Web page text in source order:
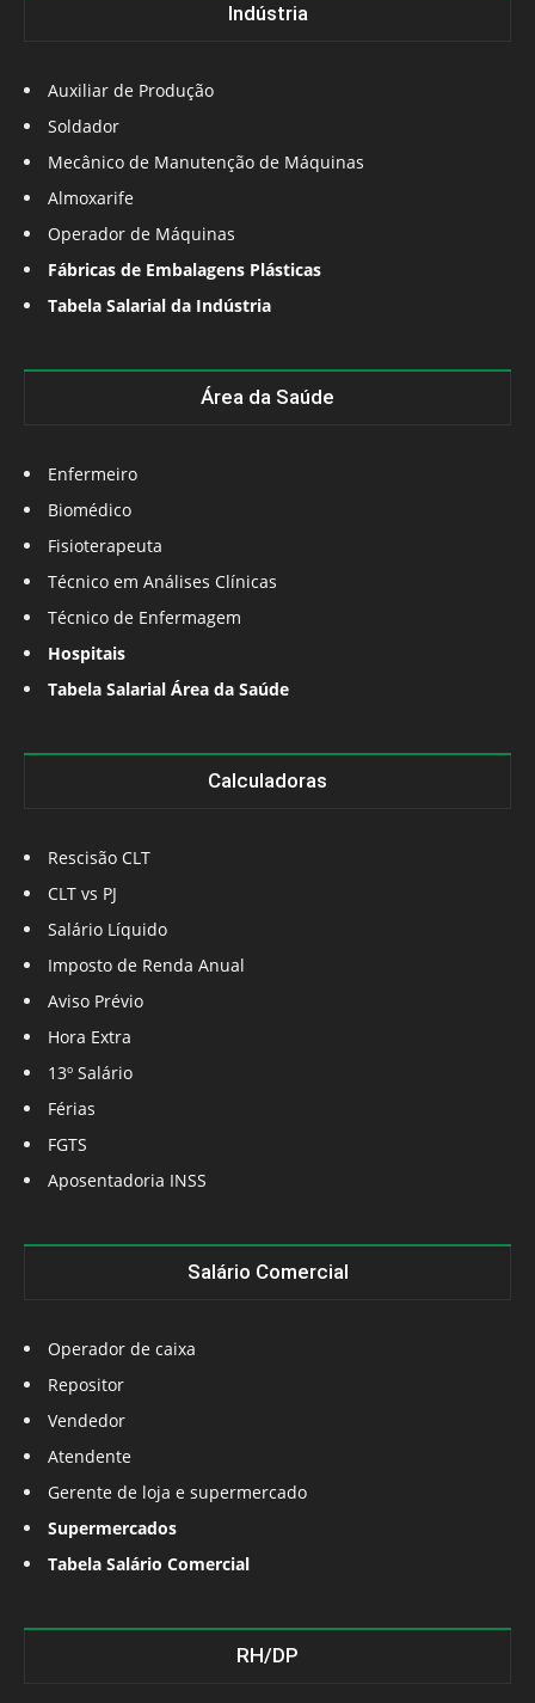
Indústria
Auxiliar de Produção
Soldador
Mecânico de Manutenção de Máquinas
Almoxarife
Operador de Máquinas
Fábricas de Embalagens Plásticas
Tabela Salarial da Indústria
Área da Saúde
Enfermeiro
Biomédico
Fisioterapeuta
Técnico em Análises Clínicas
Técnico de Enfermagem
Hospitais
Tabela Salarial Área da Saúde
Calculadoras
Rescisão CLT
CLT vs PJ
Salário Líquido
Imposto de Renda Anual
Aviso Prévio
Hora Extra
13º Salário
Férias
FGTS
Aposentadoria INSS
Salário Comercial
Operador de caixa
Repositor
Vendedor
Atendente
Gerente de loja e supermercado
Supermercados
Tabela Salário Comercial
RH/DP